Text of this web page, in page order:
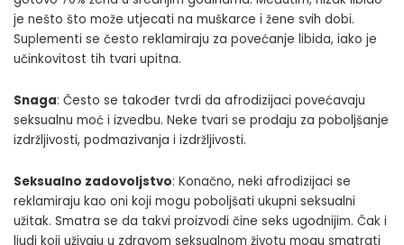
je nešto što može utjecati na muškarce i žene svih dobi.
Suplementi se često reklamiraju za povećanje libida, iako je
učinkovitost tih tvari upitna.
Snaga: Često se također tvrdi da afrodizijaci povećavaju
seksualnu moć i izvedbu. Neke tvari se prodaju za poboljšanje
izdržljivosti, podmazivanja i izdržljivosti.
Seksualno zadovoljstvo: Konačno, neki afrodizijaci se
reklamiraju kao oni koji mogu poboljšati ukupni seksualni
užitak. Smatra se da takvi proizvodi čine seks ugodnijim. Čak i
ljudi koji uživaju u zdravom seksualnom životu mogu smatrati